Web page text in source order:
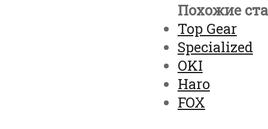
Похожие
Top Gear
Specialized
OKI
Haro
FOX